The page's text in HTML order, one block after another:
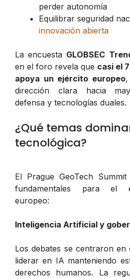
perder autonomía
Equilibrar seguridad
innovación abierta
La encuesta GLOBSEC
en el foro revela que casi el
apoya un ejército europeo
dirección clara hacia
defensa y tecnologías duales.
¿Qué temas
tecnológica?
El Prague GeoTech
fundamentales para el
europeo:
Inteligencia Artificial y
Los debates se centraron en
liderar en IA manteniendo
derechos humanos. La